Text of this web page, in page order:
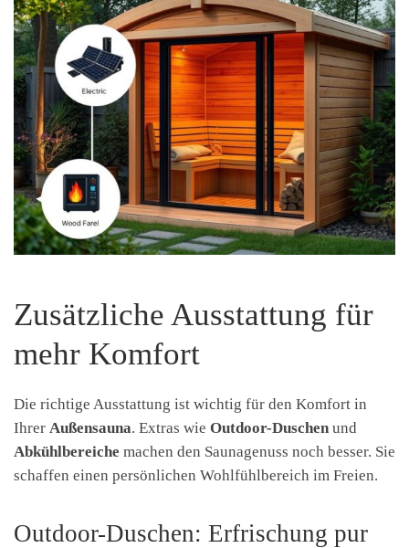
Zusätzliche Ausstattung für
mehr Komfort
Die richtige Ausstattung ist wichtig für den Komfort in
Ihrer Außensauna. Extras wie Outdoor-Duschen und
Abkühlbereiche machen den Saunagenuss noch besser. Sie
schaffen einen persönlichen Wohlfühlbereich im Freien.
Outdoor-Duschen: Erfrischung pur